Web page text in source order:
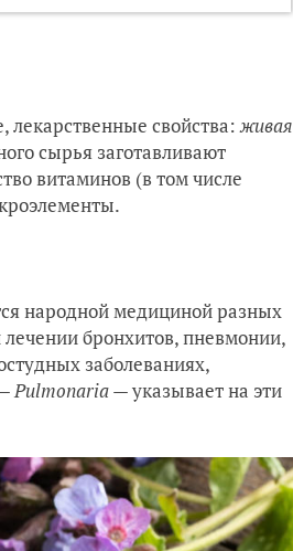
лекарственные свойства:живая
сырья заготавливают
витаминов (в том числе
народной медициной разных
бронхитов, пневмонии,
заболеваниях,
Pulmonaria— указывает на эти